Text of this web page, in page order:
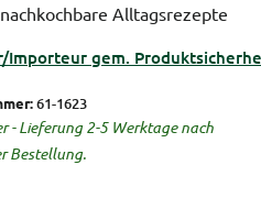
Alltagsrezepte
Importeur gem.
61-1623
- Lieferung 2-5 Werktage nach
Bestellung.